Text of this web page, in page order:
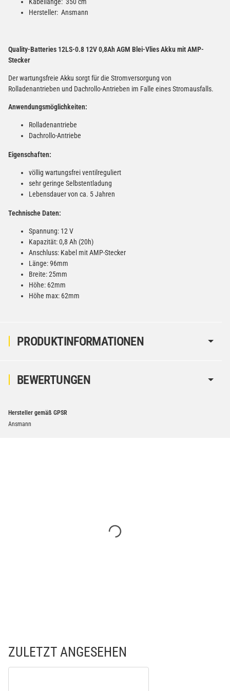
PRODUKTINFORMATIONEN
Hersteller: Ansmann
Quality-Batteries 12LS-0.8 12V 0,8Ah AGM Blei-Vlies Akku mit AMP-
Stecker
Der wartungsfreie Akku sorgt für die Stromversorgung von
Rolladenantrieben und Dachrollo-Antrieben im Falle eines Stromausfalls.
Anwendungsmöglichkeiten:
Rolladenantriebe
Dachrollo-Antriebe
Eigenschaften:
völlig wartungsfrei ventilreguliert
sehr geringe Selbstentladung
Lebensdauer von ca. 5 Jahren
Technische Daten:
Spannung: 12 V
Kapazität: 0,8 Ah (20h)
Anschluss: Kabel mit AMP-Stecker
Länge: 96mm
Breite: 25mm
Höhe: 62mm
Höhe max: 62mm
BEWERTUNGEN
Hersteller gemäß GPSR
Ansmann
ZULETZT ANGESEHEN